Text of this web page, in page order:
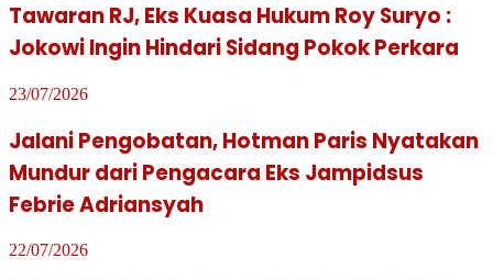
Tawaran RJ, Eks Kuasa Hukum Roy Suryo :
Jokowi Ingin Hindari Sidang Pokok Perkara
23/07/2026
Jalani Pengobatan, Hotman Paris Nyatakan
Mundur dari Pengacara Eks Jampidsus
Febrie Adriansyah
22/07/2026